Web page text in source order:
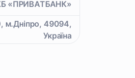
«ПРИВАТБАНК»
м.Дніпро, 49094,
Україна